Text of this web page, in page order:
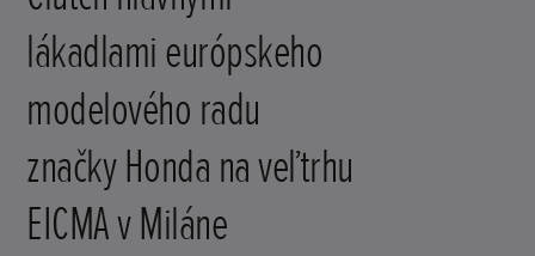
lákadlami európskeho
modelového radu
značky Honda na veľtrhu
EICMA v Miláne